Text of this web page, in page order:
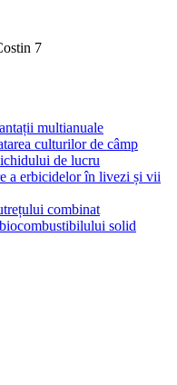
7
multianuale
culturilor de câmp
de lucru
a erbicidelor în livezi și vii
combinat
solid